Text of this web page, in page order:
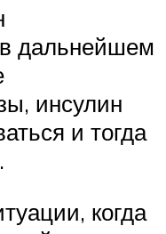
дальнейшем
инсулин
и тогда
когда